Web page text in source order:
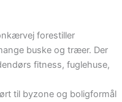
forestiller
buske og træer. Der
fitness, fuglehuse,
til byzone og boligformål